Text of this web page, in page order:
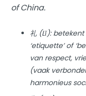
of China.
礼 (Lǐ): betekent
‘etiquette’ of
van respect,
(vaak
harmonieus